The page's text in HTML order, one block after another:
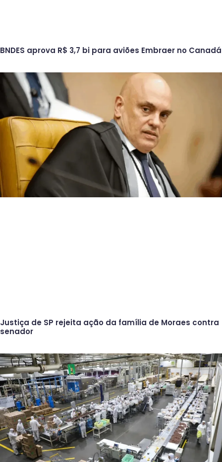
BNDES aprova R$ 3,7 bi para aviões Embraer no Canadá
Justiça de SP rejeita ação da família de Moraes contra
senador